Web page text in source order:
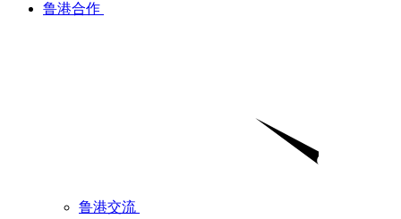
鲁港合作
鲁港交流